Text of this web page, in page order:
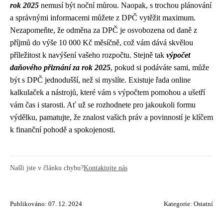
rok 2025 nemusí být noční můrou. Naopak, s trochou plánování
a správnými informacemi můžete z DPČ vytěžit maximum.
Nezapomeňte, že odměna za DPČ je osvobozena od daně z
příjmů do výše 10 000 Kč měsíčně, což vám dává skvělou
příležitost k navýšení vašeho rozpočtu. Stejně tak výpočet
daňového přiznání za rok 2025, pokud si podáváte sami, může
být s DPČ jednodušší, než si myslíte. Existuje řada online
kalkulaček a nástrojů, které vám s výpočtem pomohou a ušetří
vám čas i starosti. Ať už se rozhodnete pro jakoukoli formu
výdělku, pamatujte, že znalost vašich práv a povinností je klíčem
k finanční pohodě a spokojenosti.
Našli jste v článku chybu?Kontaktujte nás
Publikováno: 07. 12. 2024 Kategorie: Ostatní